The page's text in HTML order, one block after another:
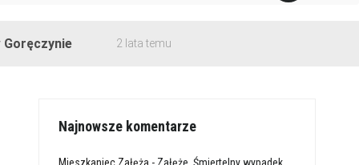
2 lata temu
Najnowsze komentarze